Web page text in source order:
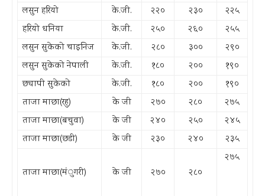
लसुन हरियो
के.जी. २२० २३०
२२५
हरियो धनिया
के.जी. २५० २६०
२५५
लसुन सुकेको चाइनिज
के.जी. २८० ३००
२९०
लसुन सुकेको नेपाली
के.जी. १८० २००
१९०
छ्यापी सुकेको
के.जी. १८० २००
१९०
ताजा माछा(रहु)
के जी २७० २८०
२७५
ताजा माछा(बचुवा)
के जी २४० २५०
२४५
ताजा माछा(छडी)
के जी २३० २४० २३५
ताजा माछा(म‌ंुगरी) के जी २७० २८०
२७५